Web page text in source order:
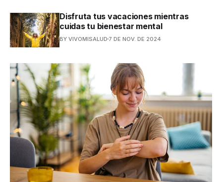
Disfruta tus vacaciones mientras
cuidas tu bienestar mental
BY VIVOMISALUD 7 DE NOV. DE 2024